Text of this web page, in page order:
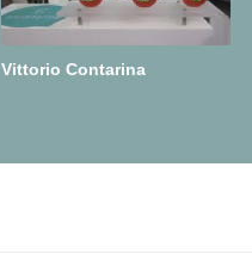
Vittorio Contarina